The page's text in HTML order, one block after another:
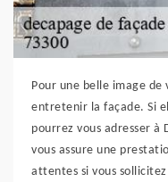
Pour une belle image de
entretenir la façade. Si
pourrez vous adresser à
vous assure une
attentes si vous